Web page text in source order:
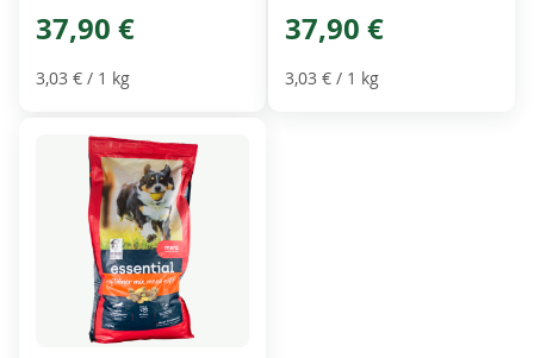
37,90 €
3,03 € / 1 kg
37,90 €
3,03 € / 1 kg